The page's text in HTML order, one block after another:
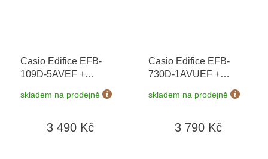
Casio Edifice EFB-
109D-5AVEF +
možnost výměny do 90
dní + doprava zdarma
skladem na prodejně
3 490 Kč
Casio Edifice EFB-
730D-1AVUEF +
možnost výměny do 90
dní + doprava zdarma
skladem na prodejně
3 790 Kč